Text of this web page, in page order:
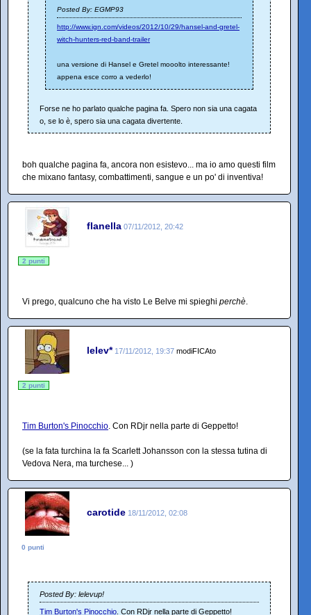
Posted By: EGMP93
http://www.ign.com/videos/2012/10/29/hansel-and-gretel-
witch-hunters-red-band-trailer
una versione di Hansel e Gretel mooolto interessante!
appena esce corro a vederlo!
Forse ne ho parlato qualche pagina fa. Spero non sia una cagata
o, se lo è, spero sia una cagata divertente.
boh qualche pagina fa, ancora non esistevo... ma io amo questi film
che mixano fantasy, combattimenti, sangue e un po' di inventiva!
flanella 07/11/2012, 20:42
2 punti
Vi prego, qualcuno che ha visto Le Belve mi spieghi perchè.
lelev* 17/11/2012, 19:37 modiFICAto
2 punti
Tim Burton's Pinocchio. Con RDjr nella parte di Geppetto!
(se la fata turchina la fa Scarlett Johansson con la stessa tutina di
Vedova Nera, ma turchese... )
carotide 18/11/2012, 02:08
0 punti
Posted By: lelevup!
Tim Burton's Pinocchio . Con RDjr nella parte di Geppetto!